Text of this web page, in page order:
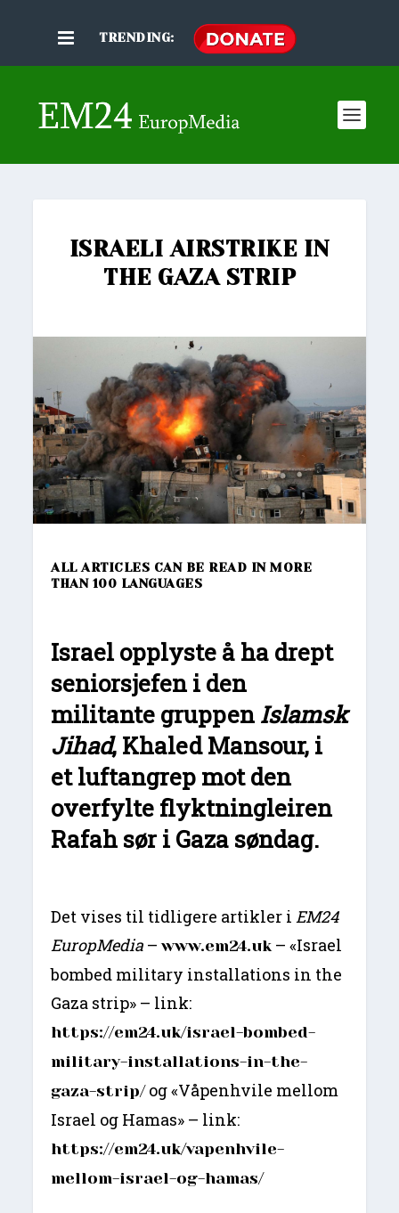
TRENDING:
ISRAELI AIRSTRIKE IN
THE GAZA STRIP
ALL ARTICLES CAN BE READ IN MORE
THAN 100 LANGUAGES
Israel opplyste å ha drept
seniorsjefen i den
militante gruppen Islamsk
Jihad, Khaled Mansour, i
et luftangrep mot den
overfylte flyktningleiren
Rafah sør i Gaza søndag.
Det vises til tidligere artikler iEM24
EuropMedia –www.em24.uk– «Israel
bombed military installations in the
Gaza strip» – link:
https://em24.uk/israel-bombed-
military-installations-in-the-
gaza-strip/og «Våpenhvile mellom
Israel og Hamas» – link:
https://em24.uk/vapenhvile-
mellom-israel-og-hamas/